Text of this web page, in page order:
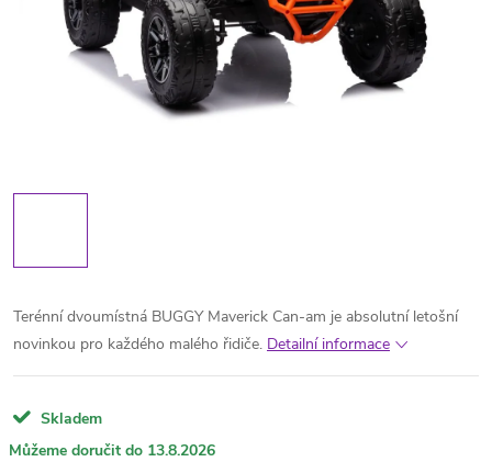
Terénní dvoumístná BUGGY Maverick Can-am je absolutní letošní
novinkou pro každého malého řidiče. Detailní informace
Skladem
13.8.2026